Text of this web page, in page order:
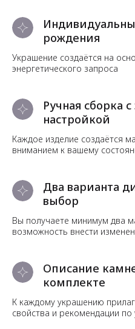
рождения
Украшение создаётся на
энергетического запроса
Ручная сборка
настройкой
Каждое изделие создаётся
вниманием к вашему
Два варианта
выбор
Вы получаете минимум два
возможность внести
Описание
комплекте
К каждому украшению
свойства и рекомендации по